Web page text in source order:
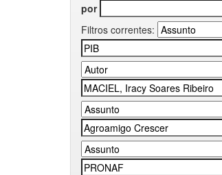
por
Filtros correntes: